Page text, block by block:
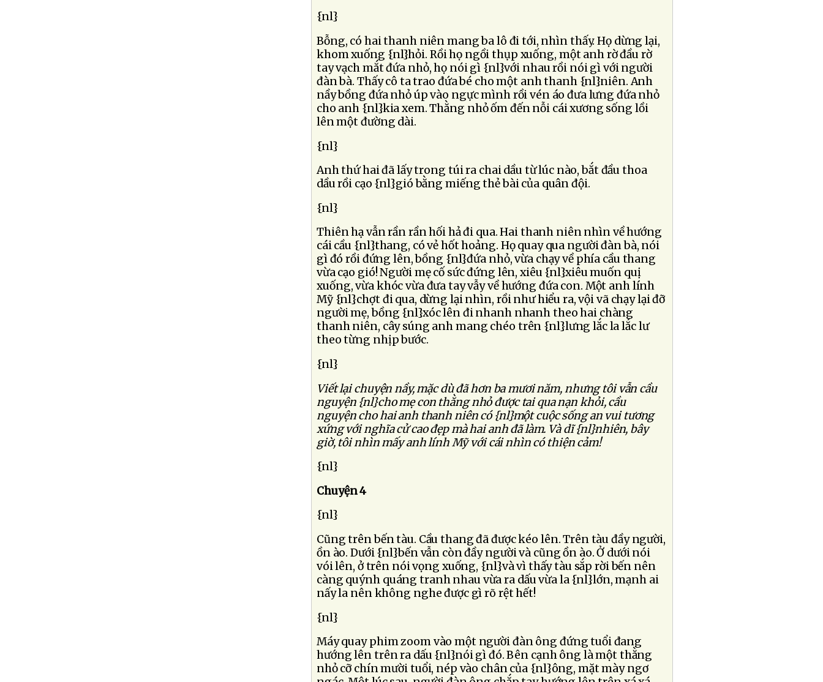
{nl}
Bỗng, có hai thanh niên mang ba lô đi tới, nhìn thấy. Họ dừng lại,
khom xuống {nl}hỏi. Rồi họ ngồi thụp xuống, một anh rờ đầu rờ
tay vạch mắt đứa nhỏ, họ nói gì {nl}với nhau rồi nói gì với người
đàn bà. Thấy cô ta trao đứa bé cho một anh thanh {nl}niên. Anh
nầy bồng đứa nhỏ úp vào ngực mình rồi vén áo đưa lưng đứa nhỏ
cho anh {nl}kia xem. Thằng nhỏ ốm đến nỗi cái xương sống lồi
lên một đường dài.
{nl}
Anh thứ hai đã lấy trong túi ra chai dầu từ lúc nào, bắt đầu thoa
dầu rồi cạo {nl}gió bằng miếng thẻ bài của quân đội.
{nl}
Thiên hạ vẫn rần rần hối hả đi qua. Hai thanh niên nhìn về hướng
cái cầu {nl}thang, có vẻ hốt hoảng. Họ quay qua người đàn bà, nói
gì đó rồi đứng lên, bồng {nl}đứa nhỏ, vừa chạy về phía cầu thang
vừa cạo gió! Người mẹ cố sức đứng lên, xiêu {nl}xiêu muốn quị
xuống, vừa khóc vừa đưa tay vẫy về hướng đứa con. Một anh lính
Mỹ {nl}chợt đi qua, dừng lại nhìn, rồi như hiểu ra, vội vã chạy lại đỡ
người mẹ, bồng {nl}xóc lên đi nhanh nhanh theo hai chàng
thanh niên, cây súng anh mang chéo trên {nl}lưng lắc la lắc lư
theo từng nhịp bước.
{nl}
Viết lại chuyện nầy, mặc dù đã hơn ba mươi năm, nhưng tôi vẫn cầu
nguyện {nl}cho mẹ con thằng nhỏ được tai qua nạn khỏi, cầu
nguyện cho hai anh thanh niên có {nl}một cuộc sống an vui tương
xứng với nghĩa cử cao đẹp mà hai anh đã làm. Và dĩ {nl}nhiên, bây
giờ, tôi nhìn mấy anh lính Mỹ với cái nhìn có thiện cảm!
{nl}
Chuyện 4
{nl}
Cũng trên bến tàu. Cầu thang đã được kéo lên. Trên tàu đầy người,
ồn ào. Dưới {nl}bến vẫn còn đầy người và cũng ồn ào. Ở dưới nói
vói lên, ở trên nói vọng xuống, {nl}và vì thấy tàu sắp rời bến nên
càng quýnh quáng tranh nhau vừa ra dấu vừa la {nl}lớn, mạnh ai
nấy la nên không nghe được gì rõ rệt hết!
{nl}
Máy quay phim zoom vào một người đàn ông đứng tuổi đang
hướng lên trên ra dấu {nl}nói gì đó. Bên cạnh ông là một thằng
nhỏ cỡ chín mười tuổi, nép vào chân của {nl}ông, mặt mày ngơ